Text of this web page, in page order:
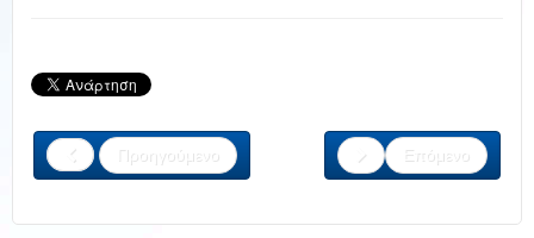
Προηγούμενο Επόμενο